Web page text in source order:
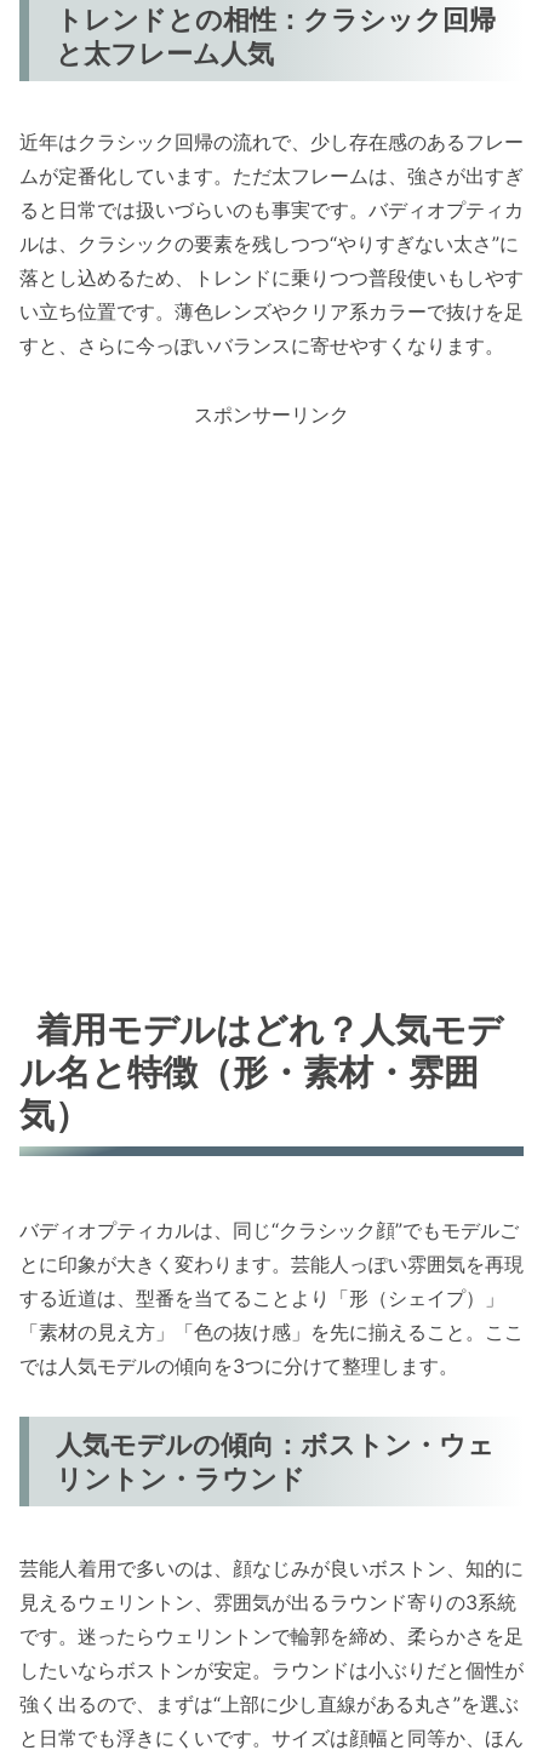
トレンドとの相性：クラシック回帰
と太フレーム人気
近年はクラシック回帰の流れで、少し存在感のあるフレー
ムが定番化しています。ただ太フレームは、強さが出すぎ
ると日常では扱いづらいのも事実です。バディオプティカ
ルは、クラシックの要素を残しつつ“やりすぎない太さ”に
落とし込めるため、トレンドに乗りつつ普段使いもしやす
い立ち位置です。薄色レンズやクリア系カラーで抜けを足
すと、さらに今っぽいバランスに寄せやすくなります。
スポンサーリンク
着用モデルはどれ？人気モデ
ル名と特徴（形・素材・雰囲
気）
バディオプティカルは、同じ“クラシック顔”でもモデルご
とに印象が大きく変わります。芸能人っぽい雰囲気を再現
する近道は、型番を当てることより「形（シェイプ）」
「素材の見え方」「色の抜け感」を先に揃えること。ここ
では人気モデルの傾向を3つに分けて整理します。
人気モデルの傾向：ボストン・ウェ
リントン・ラウンド
芸能人着用で多いのは、顔なじみが良いボストン、知的に
見えるウェリントン、雰囲気が出るラウンド寄りの3系統
です。迷ったらウェリントンで輪郭を締め、柔らかさを足
したいならボストンが安定。ラウンドは小ぶりだと個性が
強く出るので、まずは“上部に少し直線がある丸さ”を選ぶ
と日常でも浮きにくいです。サイズは顔幅と同等か、ほん